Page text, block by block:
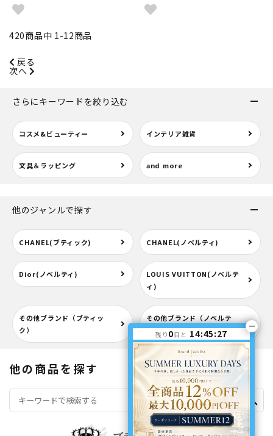
420商品中 1-12商品
戻る
次へ
さらにキーワードを絞り込む
コスメ&ビューティー インテリア雑貨
文具＆ラッピング and more
他のジャンルで探す
CHANEL(ブティック) CHANEL(ノベルティ)
Dior(ノベルティ)
LOUIS VUITTON(ノベルテ
ィ)
その他ブランド（ブティッ
ク）
その他ブランド（ノベルテ
ィ）
他の商品を探す
search
残り 0日と 14:45:27